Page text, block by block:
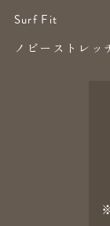
Surf Fit
ノビーストレッ